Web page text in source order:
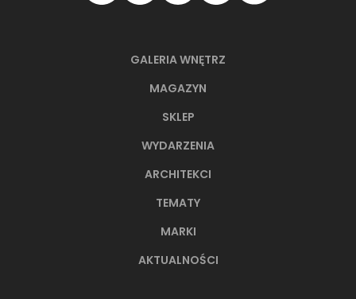
GALERIA WNĘTRZ
MAGAZYN
SKLEP
WYDARZENIA
ARCHITEKCI
TEMATY
MARKI
AKTUALNOŚCI